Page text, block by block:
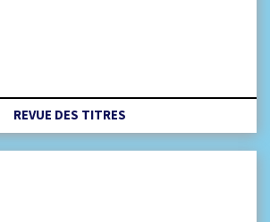
REVUE DES TITRES